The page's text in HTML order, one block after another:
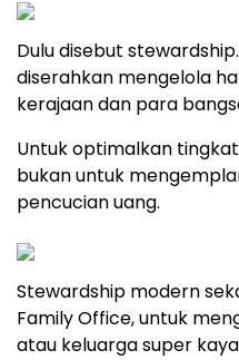
Dulu disebut
diserahkan mengelola
kerajaan dan para
Untuk optimalkan
bukan untuk
pencucian uang.
Stewardship modern
Family Office, untuk
atau keluarga super